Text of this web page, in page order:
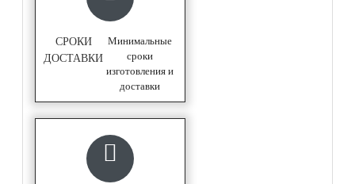
СРОКИ
ДОСТАВКИ
Минимальные
сроки
изготовления и
доставки